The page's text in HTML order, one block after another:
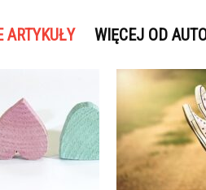
ARTYKUŁY WIĘCEJ OD